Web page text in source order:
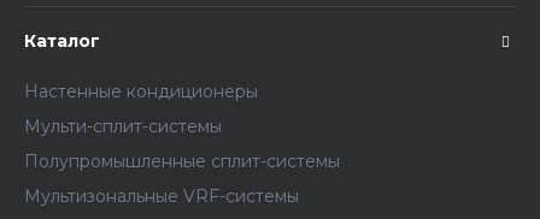
Каталог
Настенные кондиционеры
Мульти-сплит-системы
Полупромышленные сплит-системы
Мультизональные VRF-системы